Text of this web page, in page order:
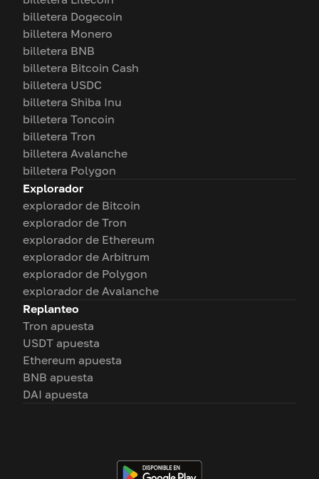
billetera Dogecoin
billetera Monero
billetera BNB
billetera Bitcoin Cash
billetera USDC
billetera Shiba Inu
billetera Toncoin
billetera Tron
billetera Avalanche
billetera Polygon
Explorador
explorador de Bitcoin
explorador de Tron
explorador de Ethereum
explorador de Arbitrum
explorador de Polygon
explorador de Avalanche
Replanteo
Tron apuesta
USDT apuesta
Ethereum apuesta
BNB apuesta
DAI apuesta